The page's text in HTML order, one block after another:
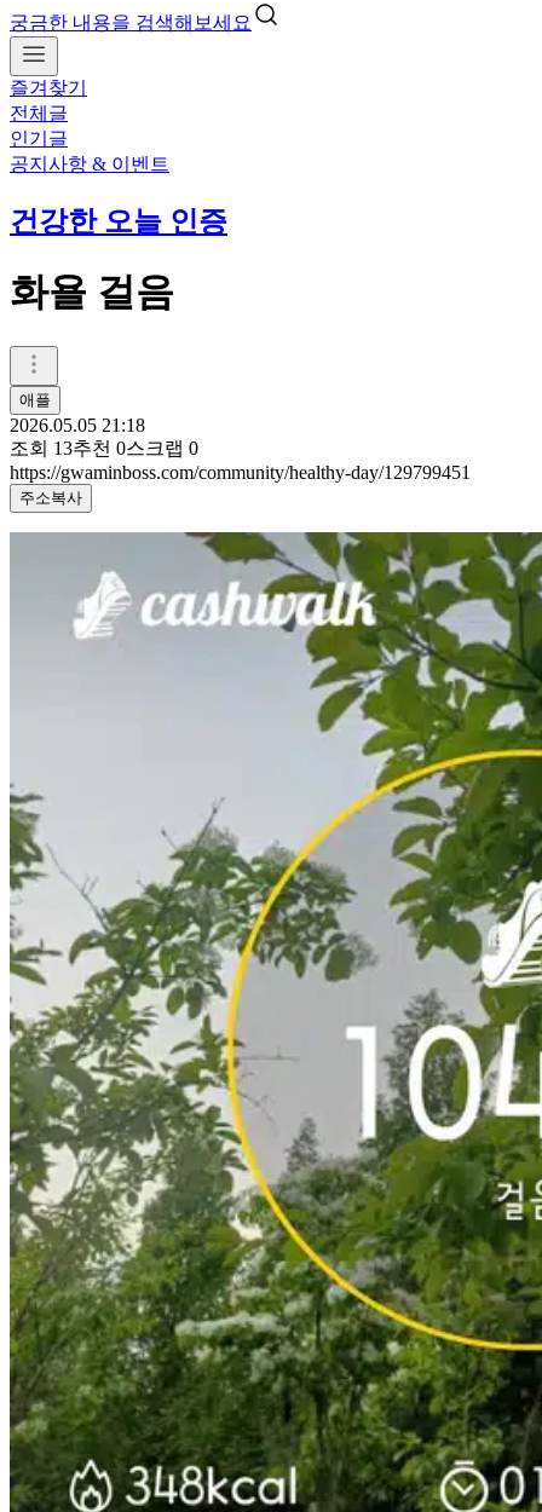
궁금한 내용을 검색해보세요
즐겨찾기
전체글
인기글
공지사항 & 이벤트
건강한 오늘 인증
화욜 걸음
애플
2026.05.05 21:18
조회 13추천 0스크랩 0
https://gwaminboss.com/community/healthy-day/129799451
주소복사